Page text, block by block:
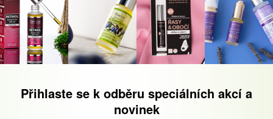
Přihlaste se k odběru speciálních akcí a
novinek